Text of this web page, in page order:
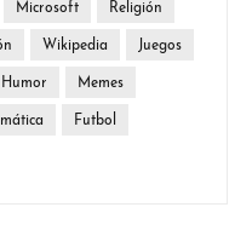
Microsoft Religión
Wikipedia Juegos
Humor Memes
Futbol